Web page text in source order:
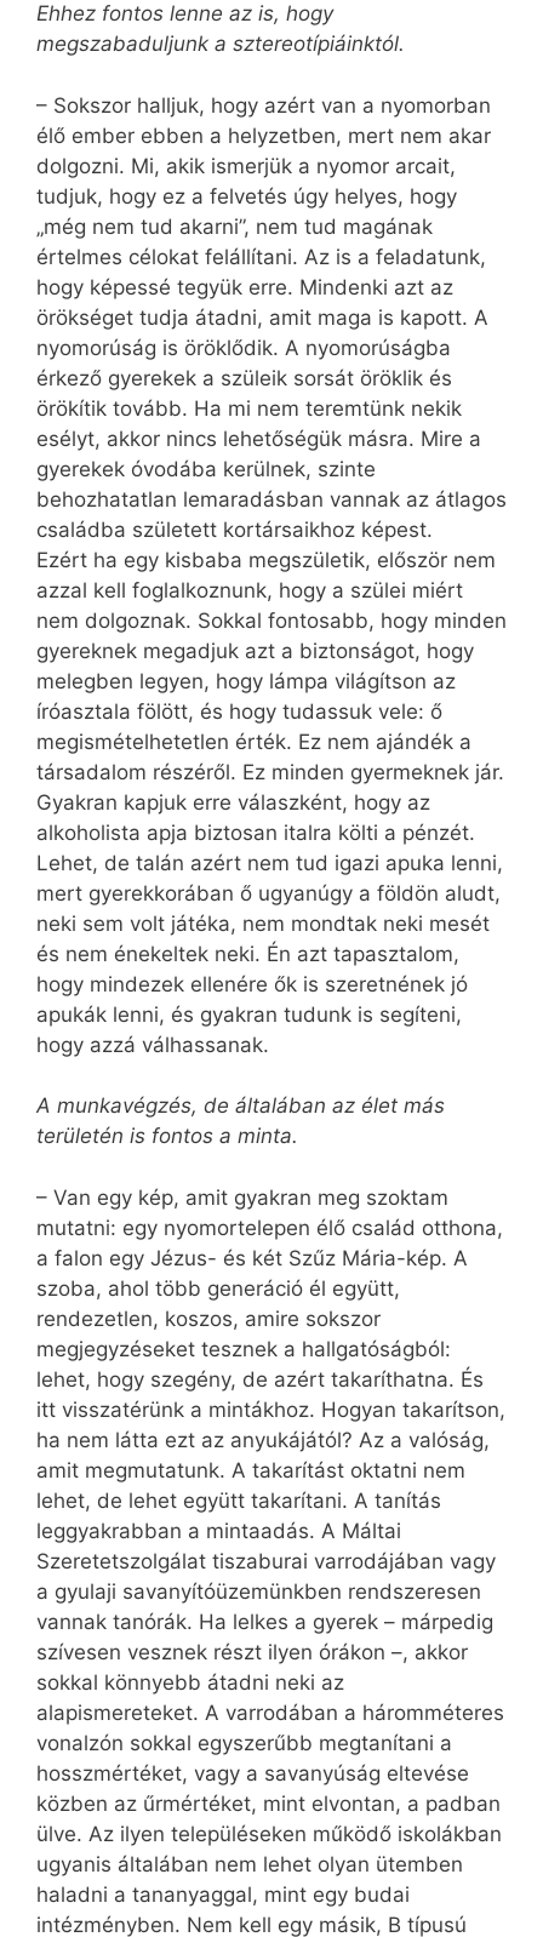
Ehhez fontos lenne az is, hogy
megszabaduljunk a sztereotípiáinktól.
– Sokszor halljuk, hogy azért van a nyomorban
élő ember ebben a helyzetben, mert nem akar
dolgozni. Mi, akik ismerjük a nyomor arcait,
tudjuk, hogy ez a felvetés úgy helyes, hogy
„még nem tud akarni”, nem tud magának
értelmes célokat felállítani. Az is a feladatunk,
hogy képessé tegyük erre. Mindenki azt az
örökséget tudja átadni, amit maga is kapott. A
nyomorúság is öröklődik. A nyomorúságba
érkező gyerekek a szüleik sorsát öröklik és
örökítik tovább. Ha mi nem teremtünk nekik
esélyt, akkor nincs lehetőségük másra. Mire a
gyerekek óvodába kerülnek, szinte
behozhatatlan lemaradásban vannak az átlagos
családba született kortársaikhoz képest.
Ezért ha egy kisbaba megszületik, először nem
azzal kell foglalkoznunk, hogy a szülei miért
nem dolgoznak. Sokkal fontosabb, hogy minden
gyereknek megadjuk azt a biztonságot, hogy
melegben legyen, hogy lámpa világítson az
íróasztala fölött, és hogy tudassuk vele: ő
megismételhetetlen érték. Ez nem ajándék a
társadalom részéről. Ez minden gyermeknek jár.
Gyakran kapjuk erre válaszként, hogy az
alkoholista apja biztosan italra költi a pénzét.
Lehet, de talán azért nem tud igazi apuka lenni,
mert gyerekkorában ő ugyanúgy a földön aludt,
neki sem volt játéka, nem mondtak neki mesét
és nem énekeltek neki. Én azt tapasztalom,
hogy mindezek ellenére ők is szeretnének jó
apukák lenni, és gyakran tudunk is segíteni,
hogy azzá válhassanak.
A munkavégzés, de általában az élet más
területén is fontos a minta.
– Van egy kép, amit gyakran meg szoktam
mutatni: egy nyomortelepen élő család otthona,
a falon egy Jézus- és két Szűz Mária-kép. A
szoba, ahol több generáció él együtt,
rendezetlen, koszos, amire sokszor
megjegyzéseket tesznek a hallgatóságból:
lehet, hogy szegény, de azért takaríthatna. És
itt visszatérünk a mintákhoz. Hogyan takarítson,
ha nem látta ezt az anyukájától? Az a valóság,
amit megmutatunk. A takarítást oktatni nem
lehet, de lehet együtt takarítani. A tanítás
leggyakrabban a mintaadás. A Máltai
Szeretetszolgálat tiszaburai varrodájában vagy
a gyulaji savanyítóüzemünkben rendszeresen
vannak tanórák. Ha lelkes a gyerek – márpedig
szívesen vesznek részt ilyen órákon –, akkor
sokkal könnyebb átadni neki az
alapismereteket. A varrodában a háromméteres
vonalzón sokkal egyszerűbb megtanítani a
hosszmértéket, vagy a savanyúság eltevése
közben az űrmértéket, mint elvontan, a padban
ülve. Az ilyen településeken működő iskolákban
ugyanis általában nem lehet olyan ütemben
haladni a tananyaggal, mint egy budai
intézményben. Nem kell egy másik, B típusú